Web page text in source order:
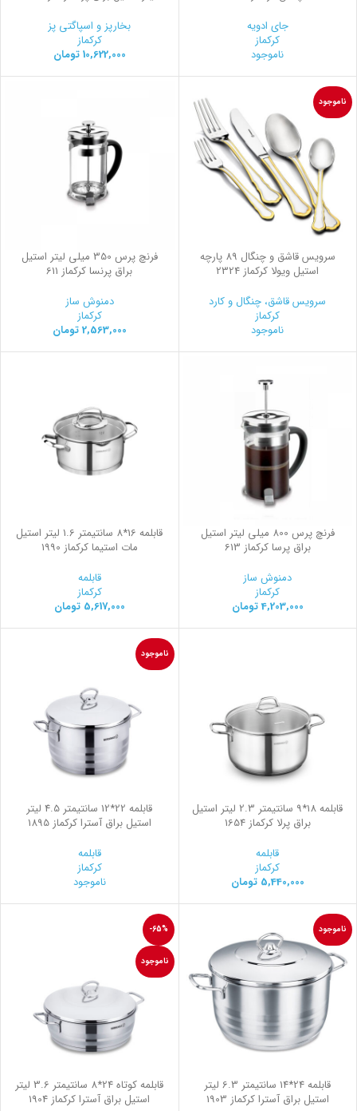
جای ادویه
کرکماز
ناموجود
بخارپز و اسپاگتی پز
کرکماز
10,622,000 تومان
ناموجود
سرویس قاشق و چنگال 89 پارچه
استیل ویولا کرکماز 2324
سرویس قاشق، چنگال و کارد
کرکماز
ناموجود
فرنچ پرس 350 میلی لیتر استیل
براق پرنسا کرکماز 611
دمنوش ساز
کرکماز
2,563,000 تومان
فرنچ پرس 800 میلی لیتر استیل
براق پرسا کرکماز 613
دمنوش ساز
کرکماز
4,203,000 تومان
قابلمه 16*8 سانتیمتر 1.6 لیتر استیل
مات استیما کرکماز 1990
قابلمه
کرکماز
5,617,000 تومان
قابلمه 18*9 سانتیمتر 2.3 لیتر استیل
براق پرلا کرکماز 1654
قابلمه
کرکماز
5,440,000 تومان
ناموجود
قابلمه 22*12 سانتیمتر 4.5 لیتر
استیل براق آسترا کرکماز 1895
قابلمه
کرکماز
ناموجود
ناموجود
قابلمه 24*14 سانتیمتر 6.3 لیتر
استیل براق آسترا کرکماز 1903
-65%
ناموجود
قابلمه کوتاه 24*8 سانتیمتر 3.6 لیتر
استیل براق آسترا کرکماز 1904